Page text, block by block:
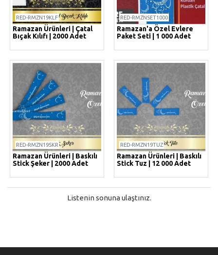
RED-RMZN19KLF
Ramazan Ürünleri | Çatal
Bıçak Kılıfı | 2000 Adet
RED-RMZNSET1000
Ramazan'a Özel Evlere
Paket Seti | 1 000 Adet
RED-RMZN19SKR
Ramazan Ürünleri | Baskılı
Stick Şeker | 2000 Adet
RED-RMZN19TUZ
Ramazan Ürünleri | Baskılı
Stick Tuz | 12 000 Adet
Listenin sonuna ulaştınız.